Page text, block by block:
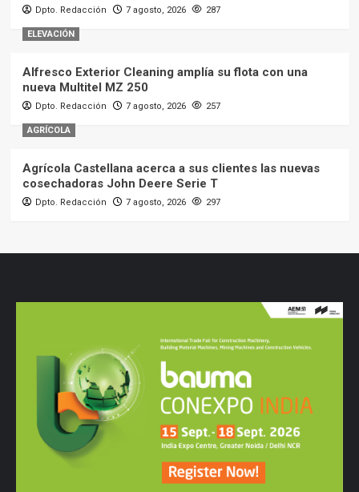
Dpto. Redacción 7 agosto, 2026 287
ELEVACIÓN
Alfresco Exterior Cleaning amplía su flota con una
nueva Multitel MZ 250
Dpto. Redacción 7 agosto, 2026 257
AGRÍCOLA
Agrícola Castellana acerca a sus clientes las nuevas
cosechadoras John Deere Serie T
Dpto. Redacción 7 agosto, 2026 297